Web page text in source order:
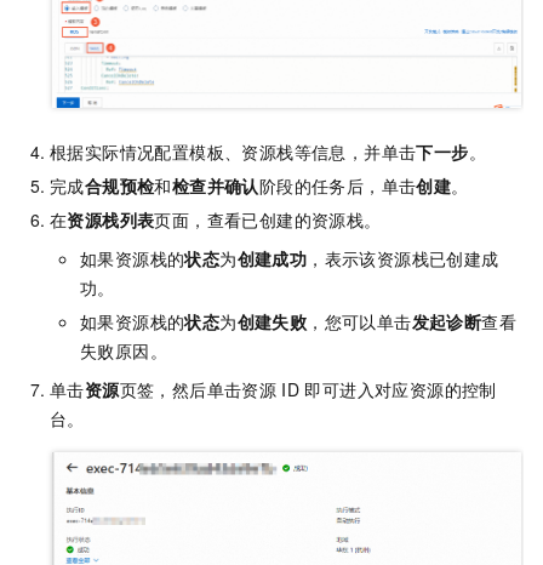
根据实际情况配置模板、资源栈等信息，并单击下一步。
完成合规预检和检查并确认阶段的任务后，单击创建。
在资源栈列表页面，查看已创建的资源栈。
如果资源栈的状态为创建成功 ，表示该资源栈已创建成
功。
如果资源栈的状态为创建失败 ，您可以单击发起诊断查看
失败原因。
单击资源页签，然后单击资源 ID 即可进入对应资源的控制
台。